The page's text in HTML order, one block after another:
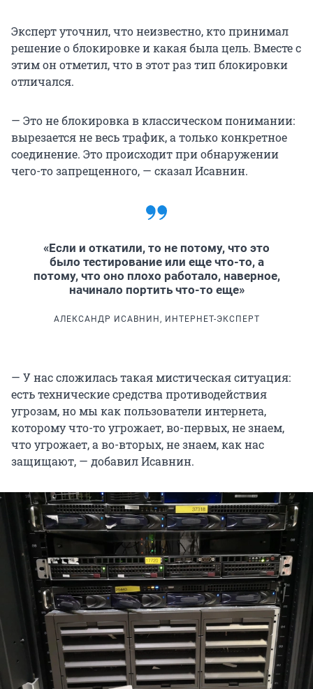
Эксперт уточнил, что неизвестно, кто принимал
решение о блокировке и какая была цель. Вместе с
этим он отметил, что в этот раз тип блокировки
отличался.
— Это не блокировка в классическом понимании:
вырезается не весь трафик, а только конкретное
соединение. Это происходит при обнаружении
чего-то запрещенного, — сказал Исавнин.
«Если и откатили, то не потому, что это
было тестирование или еще что-то, а
потому, что оно плохо работало, наверное,
начинало портить что-то еще»
АЛЕКСАНДР ИСАВНИН, ИНТЕРНЕТ-ЭКСПЕРТ
— У нас сложилась такая мистическая ситуация:
есть технические средства противодействия
угрозам, но мы как пользователи интернета,
которому что-то угрожает, во-первых, не знаем,
что угрожает, а во-вторых, не знаем, как нас
защищают, — добавил Исавнин.